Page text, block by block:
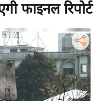
फाइनल रिपोर्ट